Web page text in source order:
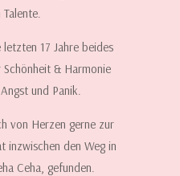
17 Jahre beides
& Harmonie
und Panik.
von Herzen gerne zur
inzwischen den Weg in
Ceha, gefunden.